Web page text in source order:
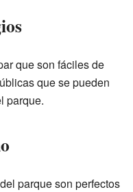
que son fáciles de
que se pueden
parque.
parque son perfectos